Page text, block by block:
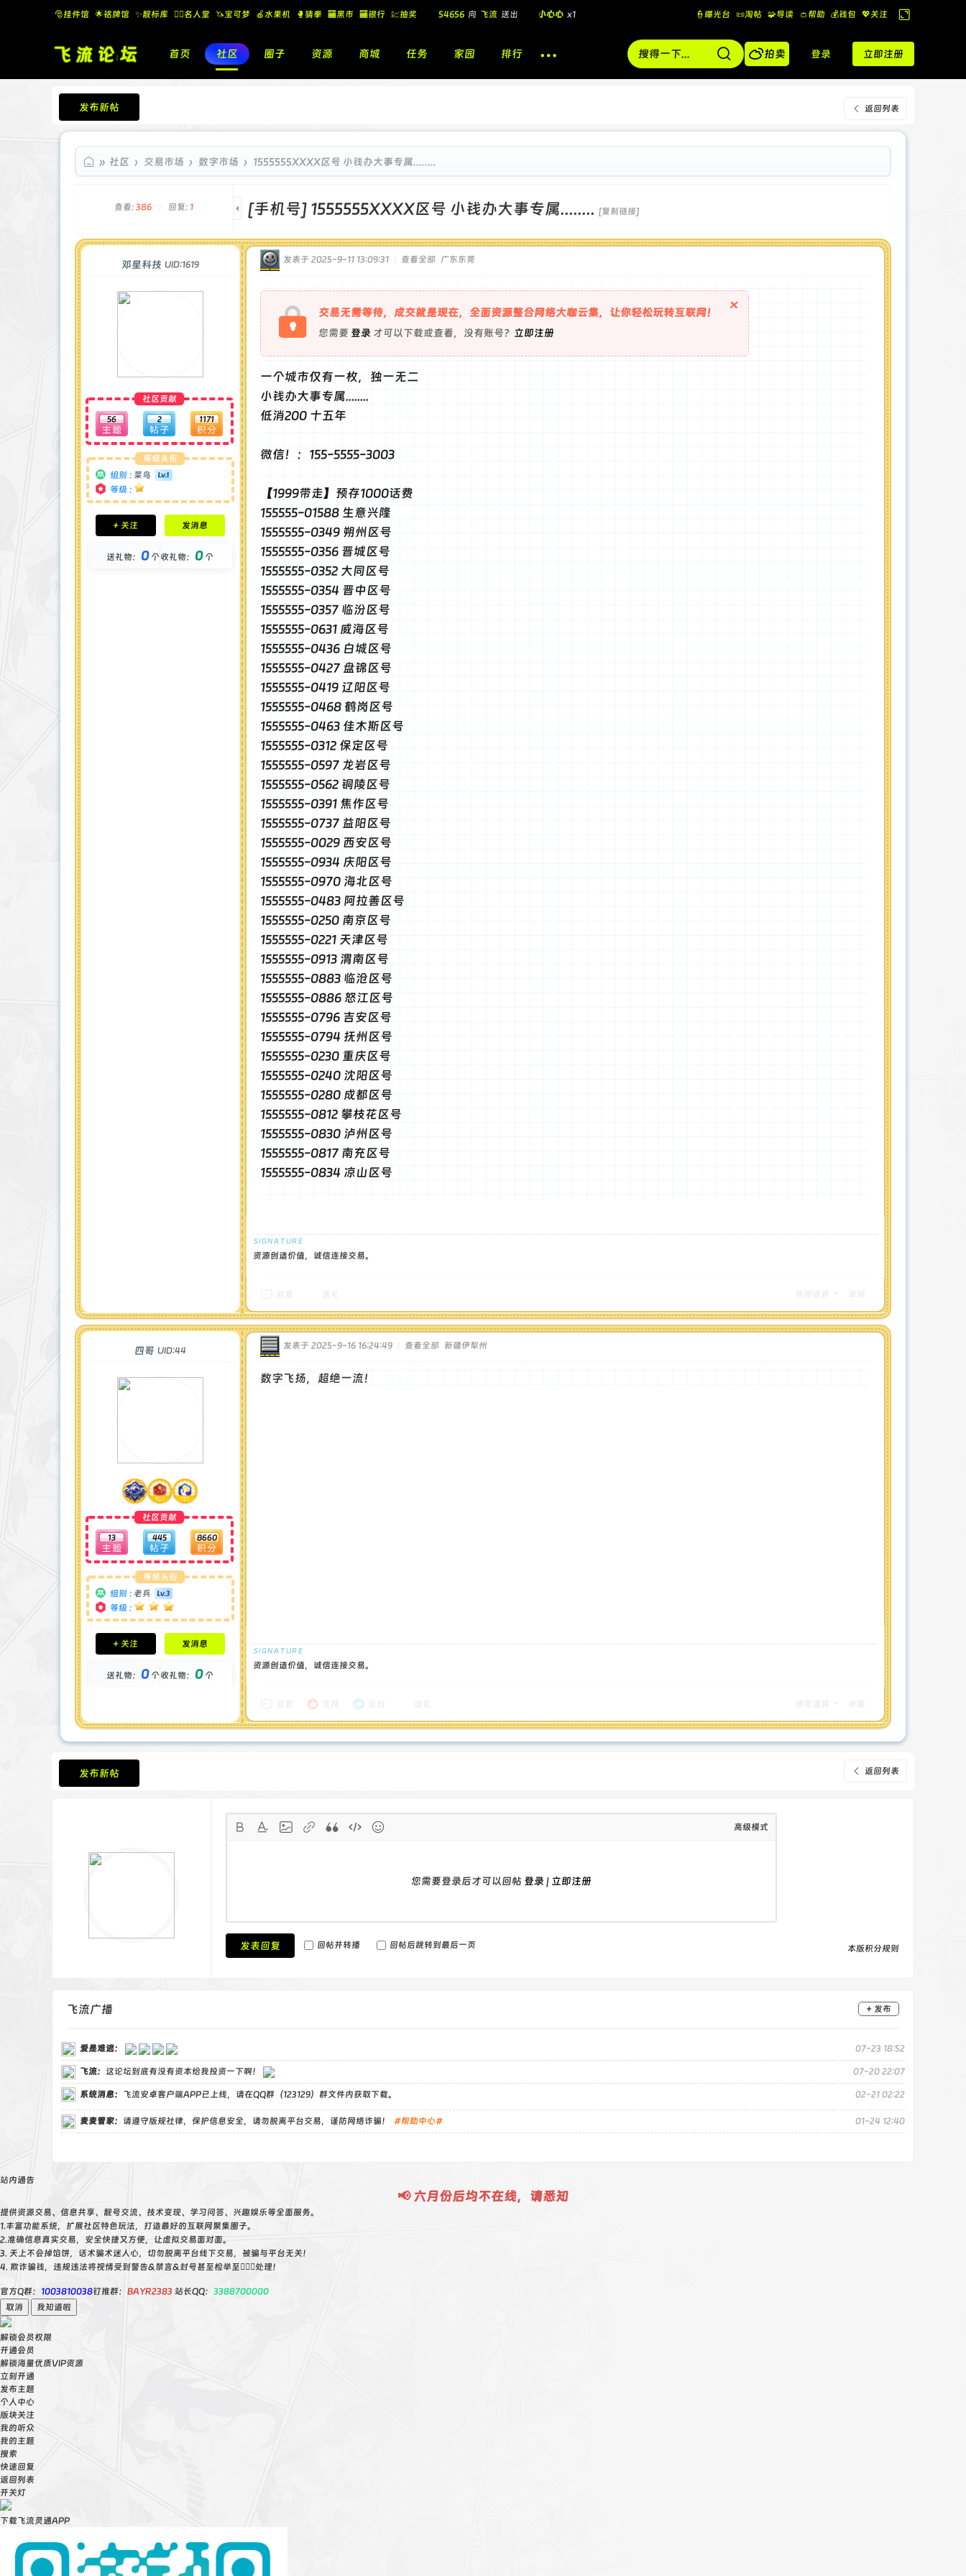
🎅挂件馆 🌟铭牌馆 ✨️靓标库 🧚‍♂️名人堂 🦄宝可梦 🍎水果机 🥊猜拳 🏧黑市 🏧银行 💹抽奖 54656 向 飞流 送出 小心心 x1
飞流 向 北 酷盖墨镜
👮曝光台 📜淘帖 🧩导读 👛帮助 💰️钱包 💖关注
换
到
宽
版
首页 社区 圈子 资源 商城 任务 家园 排行 拍卖 登录 立即注册
返回列表
发布新帖
飞流论坛
» 社区 › 交易市场 › 数字市场 › 1555555XXXX区号 小钱办大事专属........
查看: 386 回复: 1 [手机号] 1555555XXXX区号 小钱办大事专属........ [复制链接]
邓星科技 UID:1619
社区贡献
56 2 1171
等级头衔
组别 : 菜鸟
等级 :
积分成就
钻石 : 0 颗
金币 : 0 枚
+ 关注 发消息
送礼物： 0个收礼物： 0个
发表于 2025-9-11 13:09:31 查看全部 广东东莞
交易无需等待，成交就是现在，全面资源整合网络大咖云集，让你轻松玩转互联网！
您需要 登录 才可以下载或查看，没有账号？ 立即注册
×
一个城市仅有一枚，独一无二
小钱办大事专属........
低消200 十五年
微信！：155-5555-3003
【1999带走】预存1000话费
155555-01588 生意兴隆
1555555-0349 朔州区号
1555555-0356 晋城区号
1555555-0352 大同区号
1555555-0354 晋中区号
1555555-0357 临汾区号
1555555-0631 威海区号
1555555-0436 白城区号
1555555-0427 盘锦区号
1555555-0419 辽阳区号
1555555-0468 鹤岗区号
1555555-0463 佳木斯区号
1555555-0312 保定区号
1555555-0597 龙岩区号
1555555-0562 铜陵区号
1555555-0391 焦作区号
1555555-0737 益阳区号
1555555-0029 西安区号
1555555-0934 庆阳区号
1555555-0970 海北区号
1555555-0483 阿拉善区号
1555555-0250 南京区号
1555555-0221 天津区号
1555555-0913 渭南区号
1555555-0883 临沧区号
1555555-0886 怒江区号
1555555-0796 吉安区号
1555555-0794 抚州区号
1555555-0230 重庆区号
1555555-0240 沈阳区号
1555555-0280 成都区号
1555555-0812 攀枝花区号
1555555-0830 泸州区号
1555555-0817 南充区号
1555555-0834 凉山区号
资源创造价值，诚信连接交易。
四哥 UID:44
社区贡献
13 445 8660
等级头衔
组别 : 老兵
等级 :
积分成就
钻石 : 0 颗
金币 : 0 枚
+ 关注 发消息
送礼物： 0个收礼物： 0个
发表于 2025-9-16 16:24:49 查看全部 新疆伊犁州
数字飞扬，超绝一流！
资源创造价值，诚信连接交易。
返回列表
发布新帖
高级模式
您需要登录后才可以回帖 登录 | 立即注册
发表回复 回帖并转播 回帖后跳转到最后一页 本版积分规则
飞流广播 + 发布
爱是难逃： 07-23 18:52
飞流： 这论坛到底有没有资本给我投资一下啊！ 07-20 22:07
系统消息： 飞流安卓客户端APP已上线，请在QQ群（123129）群文件内获取下载。 02-21 02:22
麦麦管家： 请遵守版规社律，保护信息安全，请勿脱离平台交易，谨防网络诈骗！ #帮助中心# 01-24 12:40
站内通告
📢 六月份后均不在线，请悉知
提供资源交易、信息共享、靓号交流、技术变现、学习问答、兴趣娱乐等全面服务。
1.丰富功能系统，扩展社区特色玩法，打造最好的互联网聚集圈子。
2.准确信息真实交易，安全快捷又方便，让虚拟交易面对面。
3. 天上不会掉馅饼，话术骗术迷人心，切勿脱离平台线下交易，被骗与平台无关！
4. 欺诈骗钱，违规违法将视情受到警告&禁言&封号甚至检举至👮🏻‍♀️处理！
官方Q群： 1003810038钉推群： BAYR2383 站长QQ： 3388700000
取消
我知道啦
解锁会员权限
开通会员
解锁海量优质VIP资源
立刻开通
发布主题
个人中心
版块关注
我的听众
我的主题
搜索
快速回复
返回列表
开关灯
下载飞流灵通APP